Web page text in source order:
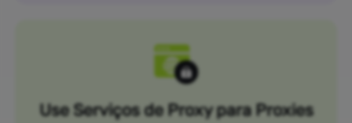
Use Serviços de Proxy para Proxies